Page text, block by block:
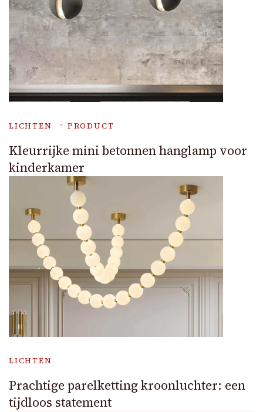
LICHTEN PRODUCT
Kleurrijke mini betonnen hanglamp voor
kinderkamer
LICHTEN
Prachtige parelketting kroonluchter: een
tijdloos statement